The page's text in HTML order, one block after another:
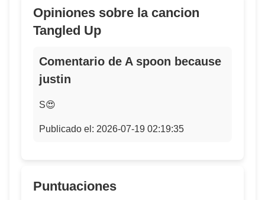
Opiniones sobre la cancion
Tangled Up
Comentario de A spoon because
justin
S😍
Publicado el: 2026-07-19 02:19:35
Puntuaciones